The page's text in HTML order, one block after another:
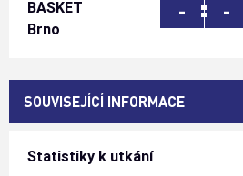
- -
SOUVISEJÍCÍ INFORMACE
Statistiky k utkání